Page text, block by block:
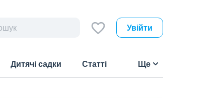
Увійти
Дитячі садки Статті Ще